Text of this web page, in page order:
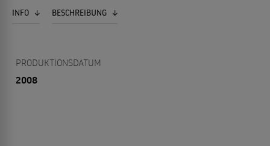
INFO BESCHREIBUNG
PRODUKTIONSDATUM
2008